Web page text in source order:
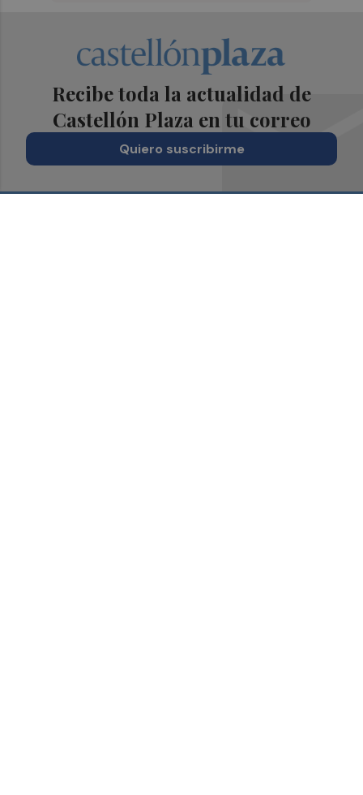
Recibe toda la actualidad de
Castellón Plaza en tu correo
Quiero suscribirme